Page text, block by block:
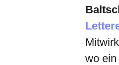
wo